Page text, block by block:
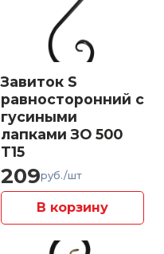
Завиток S
равносторонний с
гусиными
лапками ЗО 500
Т15
209руб./шт
В корзину